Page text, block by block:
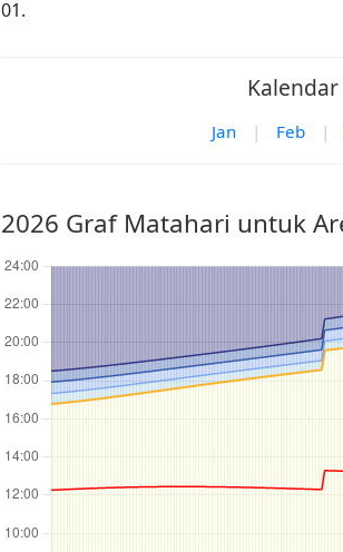
01.
Jan | Feb |
2026 Graf Matahari untuk